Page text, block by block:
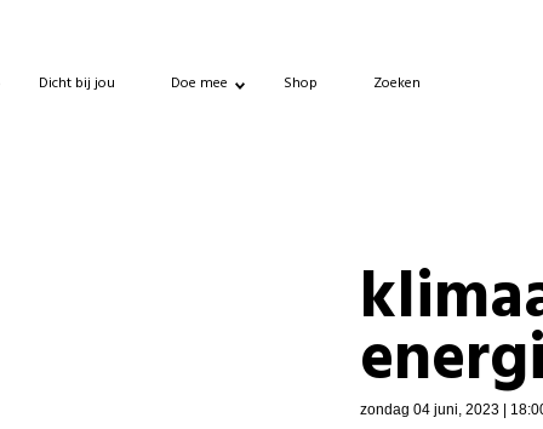
Dicht bij jou Doe mee Shop Zoeken
zondag 04 juni, 2023 |